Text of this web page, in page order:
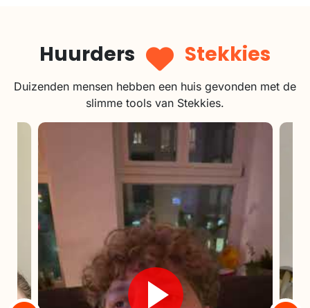
Huurders Stekkies
Duizenden mensen hebben een huis gevonden met de
slimme tools van Stekkies.